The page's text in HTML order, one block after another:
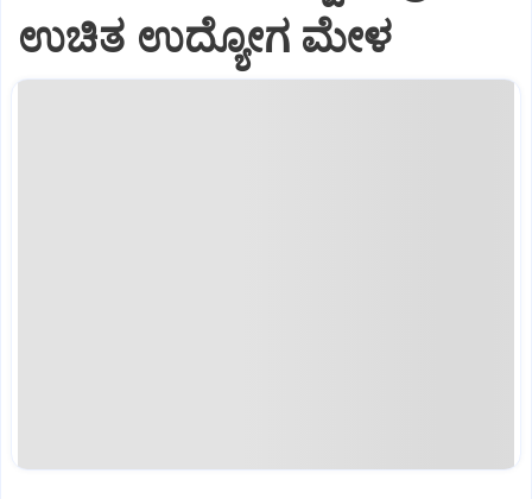
ಉಚಿತ ಉದ್ಯೋಗ ಮೇಳ